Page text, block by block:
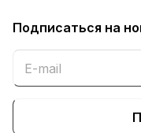
Подписаться на